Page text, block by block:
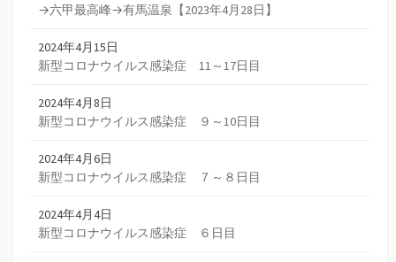
→六甲最高峰→有馬温泉【2023年4月28日】
2024年4月15日
新型コロナウイルス感染症 11～17日目
2024年4月8日
新型コロナウイルス感染症 ９～10日目
2024年4月6日
新型コロナウイルス感染症 ７～８日目
2024年4月4日
新型コロナウイルス感染症 ６日目